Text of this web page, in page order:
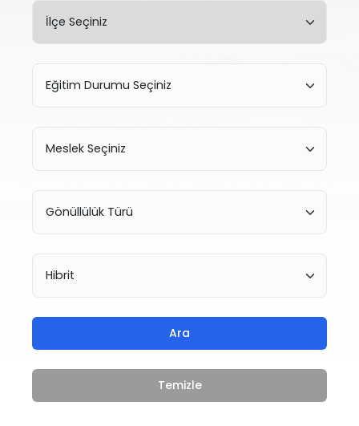
Ara
Temizle